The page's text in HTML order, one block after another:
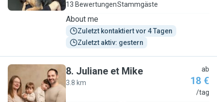
13 BewertungenStammgäste
About me
Zuletzt kontaktiert vor 4 Tagen
Zuletzt aktiv: gestern
J
8. Juliane et Mike
3.8 km
ab
18 €
/tag